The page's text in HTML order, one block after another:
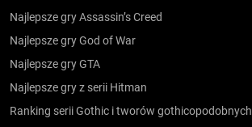
Najlepsze gry Assassin’s Creed
Najlepsze gry God of War
Najlepsze gry GTA
Najlepsze gry z serii Hitman
Ranking serii Gothic i tworów gothicopodobnych